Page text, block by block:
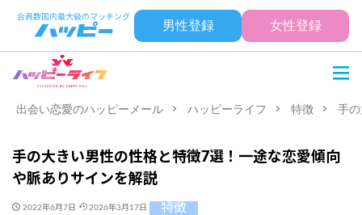
男性登録 女性登録
出会い恋愛のハッピーメール ハッピーライフ 特徴 手
手の大きい男性の性格と特徴7選！一途な恋愛傾向
や脈ありサインを解説
2022年6月7日 2026年3月17日 特徴